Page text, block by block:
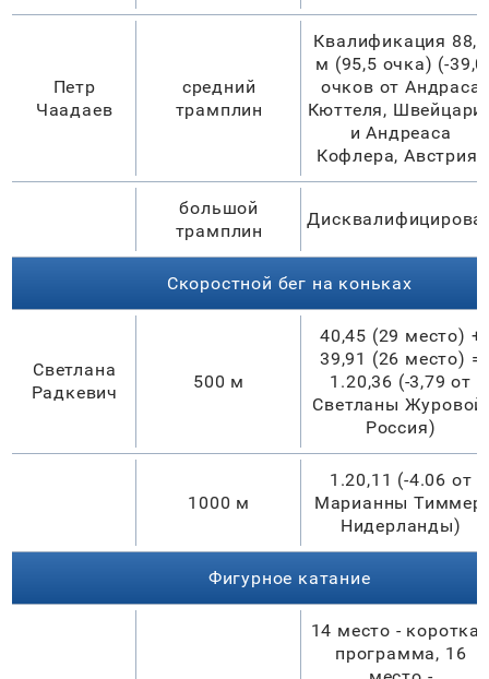
Петр
Чаадаев
средний
трамплин
Квалификация 88,0
м (95,5 очка) (-39,0
очков от Андраса
Кюттеля,
и Андреаса
Кофлера, Австрия)
большой
трамплин
Скоростной бег на коньках
Светлана
Радкевич
500 м
40,45 (29 место) +
39,91 (26 место) =
1.20,36 (-3,79 от
Светланы Журовой,
Россия)
1000 м
1.20,11 (-4.06 от
Марианны Тиммер,
Нидерланды)
Фигурное катание
14 место -
программа, 16